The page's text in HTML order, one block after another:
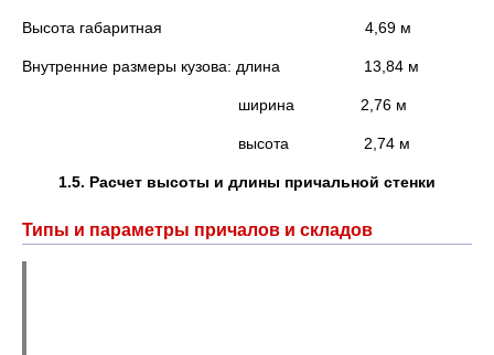
Высота габаритная 4,69 м
Внутренние размеры кузова: длина 13,84 м
ширина 2,76 м
высота 2,74 м
1.5. Расчет высоты и длины причальной стенки
Типы и параметры причалов и складов